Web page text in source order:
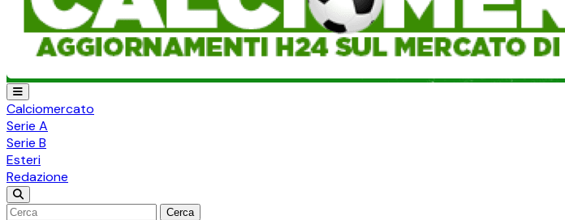
Calciomercato
Serie A
Serie B
Esteri
Redazione
Cerca